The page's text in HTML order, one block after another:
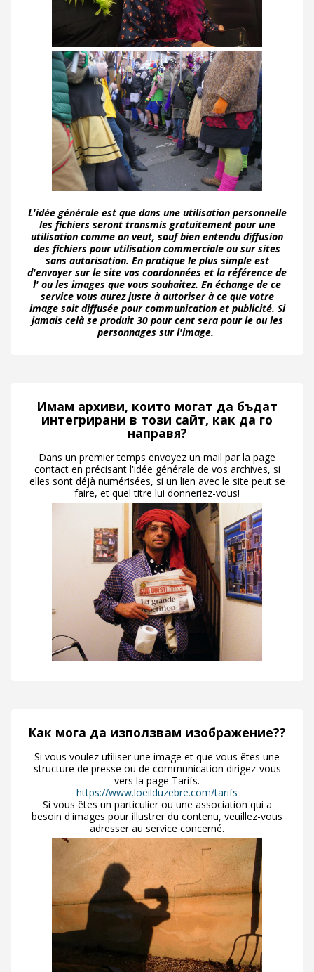
L'idée générale est que dans une utilisation personnelle
les fichiers seront transmis gratuitement pour une
utilisation comme on veut, sauf bien entendu diffusion
des fichiers pour utilisation commerciale ou sur sites
sans autorisation. En pratique le plus simple est
d'envoyer sur le site vos coordonnées et la référence de
l' ou les images que vous souhaitez. En échange de ce
service vous aurez juste à autoriser à ce que votre
image soit diffusée pour communication et publicité. Si
jamais celà se produit 30 pour cent sera pour le ou les
personnages sur l'image.
Имам архиви, които могат да бъдат
интегрирани в този сайт, как да го
направя?
Dans un premier temps envoyez un mail par la page
contact en précisant l'idée générale de vos archives, si
elles sont déjà numérisées, si un lien avec le site peut se
faire, et quel titre lui donneriez-vous!
Как мога да използвам изображение??
Si vous voulez utiliser une image et que vous êtes une
structure de presse ou de communication dirigez-vous
vers la page Tarifs.
https://www.loeilduzebre.com/tarifs
Si vous êtes un particulier ou une association qui a
besoin d'images pour illustrer du contenu, veuillez-vous
adresser au service concerné.